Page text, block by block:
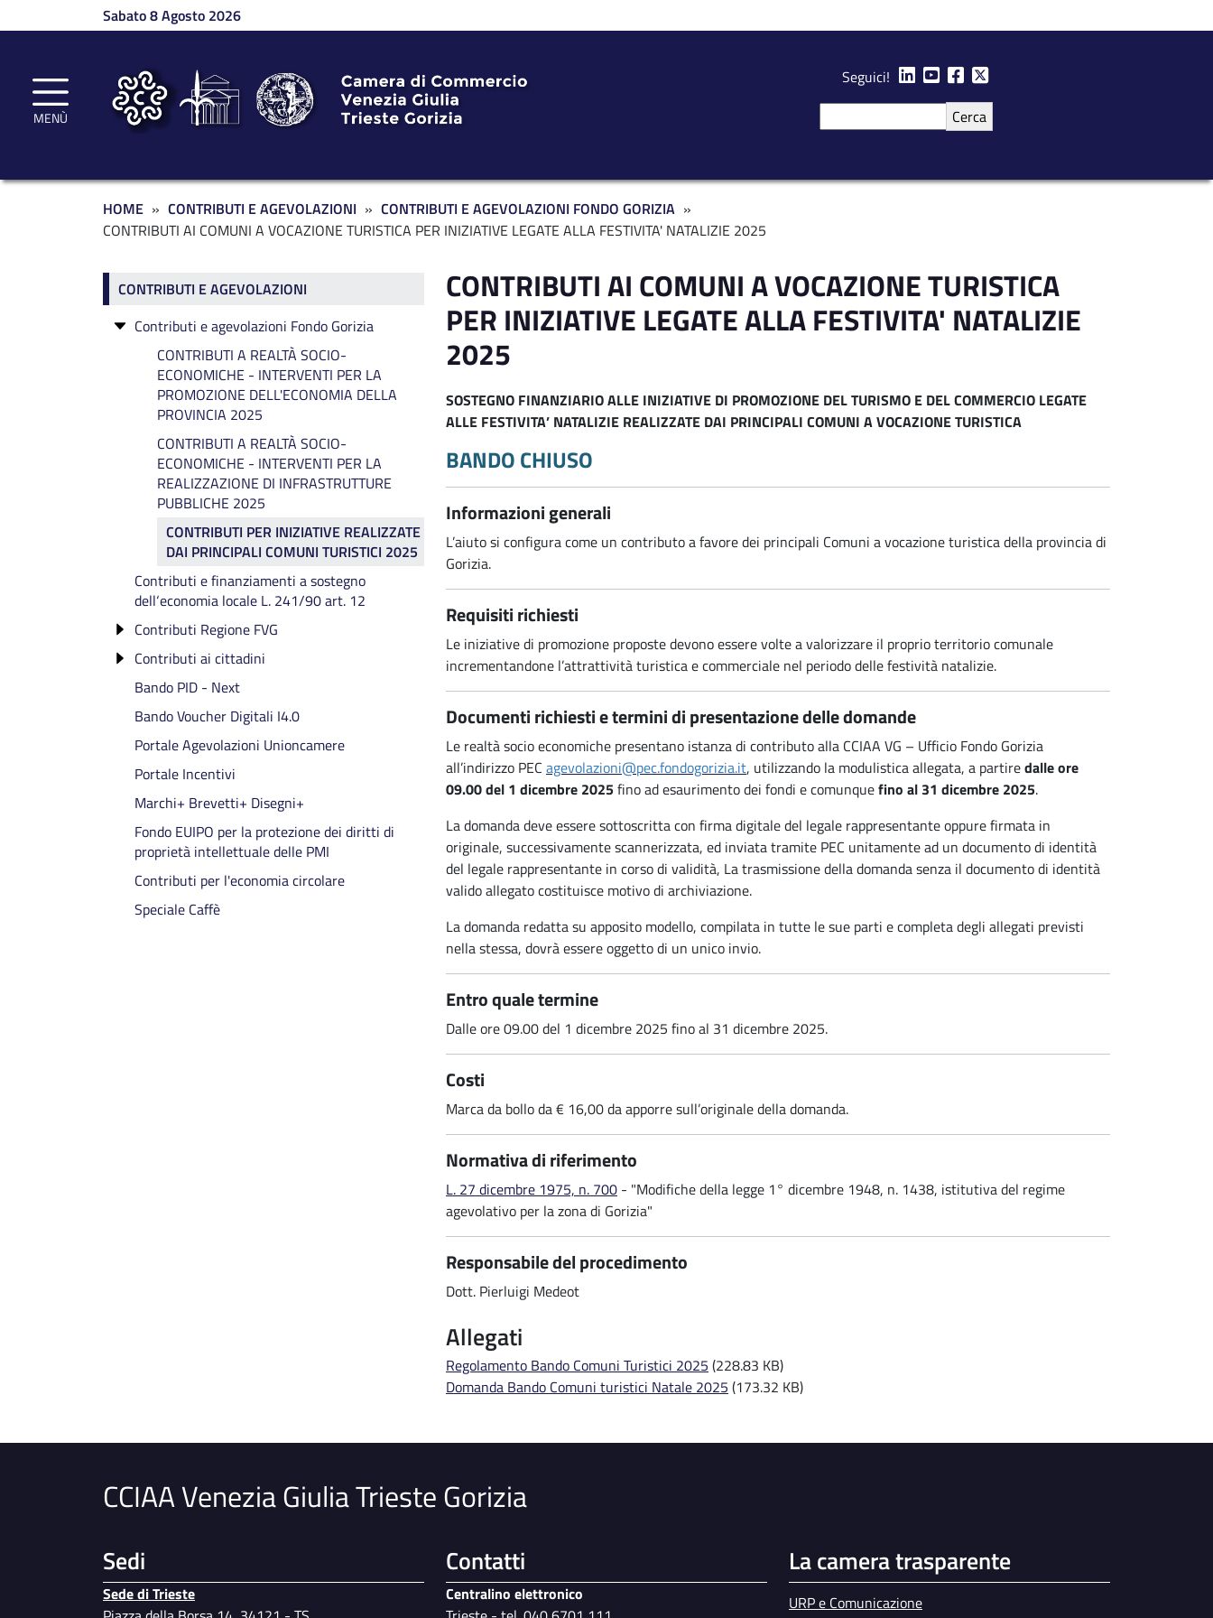
Salta al contenuto principale
Sabato 8 Agosto 2026
MENÙ
Seguici!
Briciole di pane
HOME CONTRIBUTI E AGEVOLAZIONI
CONTRIBUTI E AGEVOLAZIONI FONDO GORIZIA
CONTRIBUTI AI COMUNI A VOCAZIONE TURISTICA PER INIZIATIVE LEGATE ALLA FESTIVITA' NATALIZIE 2025
CONTRIBUTI AI COMUNI A VOCAZIONE TURISTICA
PER INIZIATIVE LEGATE ALLA FESTIVITA' NATALIZIE
2025
SOSTEGNO FINANZIARIO ALLE INIZIATIVE DI PROMOZIONE DEL TURISMO E DEL COMMERCIO LEGATE
ALLE FESTIVITA’ NATALIZIE REALIZZATE DAI PRINCIPALI COMUNI A VOCAZIONE TURISTICA
BANDO CHIUSO
Informazioni generali
L’aiuto si configura come un contributo a favore dei principali Comuni a vocazione turistica della provincia di
Gorizia.
Requisiti richiesti
Le iniziative di promozione proposte devono essere volte a valorizzare il proprio territorio comunale
incrementandone l’attrattività turistica e commerciale nel periodo delle festività natalizie.
Documenti richiesti e termini di presentazione delle domande
Le realtà socio economiche presentano istanza di contributo alla CCIAA VG – Ufficio Fondo Gorizia
all’indirizzo PEC agevolazioni@pec.fondogorizia.it, utilizzando la modulistica allegata, a partiredalle ore
09.00 del 1 dicembre 2025fino ad esaurimento dei fondi e comunquefino al 31 dicembre 2025.
La domanda deve essere sottoscritta con firma digitale del legale rappresentante oppure firmata in
originale, successivamente scannerizzata, ed inviata tramite PEC unitamente ad un documento di identità
del legale rappresentante in corso di validità, La trasmissione della domanda senza il documento di identità
valido allegato costituisce motivo di archiviazione.
La domanda redatta su apposito modello, compilata in tutte le sue parti e completa degli allegati previsti
nella stessa, dovrà essere oggetto di un unico invio.
Entro quale termine
Dalle ore 09.00 del 1 dicembre 2025 fino al 31 dicembre 2025.
Costi
Marca da bollo da € 16,00 da apporre sull’originale della domanda.
Normativa di riferimento
L. 27 dicembre 1975, n. 700 - "Modifiche della legge 1° dicembre 1948, n. 1438, istitutiva del regime
agevolativo per la zona di Gorizia"
Responsabile del procedimento
Dott. Pierluigi Medeot
Allegati
Regolamento Bando Comuni Turistici 2025 (228.83 KB)
Domanda Bando Comuni turistici Natale 2025 (173.32 KB)
Contributi e agevolazioni
CONTRIBUTI E AGEVOLAZIONI
Contributi e agevolazioni Fondo Gorizia
CONTRIBUTI A REALTÀ SOCIO-
ECONOMICHE - INTERVENTI PER LA
PROMOZIONE DELL'ECONOMIA DELLA
PROVINCIA 2025
CONTRIBUTI A REALTÀ SOCIO-
ECONOMICHE - INTERVENTI PER LA
REALIZZAZIONE DI INFRASTRUTTURE
PUBBLICHE 2025
CONTRIBUTI PER INIZIATIVE REALIZZATE
DAI PRINCIPALI COMUNI TURISTICI 2025
Contributi e finanziamenti a sostegno
dell‘economia locale L. 241/90 art. 12
Contributi Regione FVG
Contributi a sostegno delle spese per
impianti di allarme e videosorveglianza -
Anno 2026
Contributi a sostegno di imprese e start-
up giovanili (LR 3/2021) - Domande 2026
Contributi a favore di interventi per
l'internazionalizzazione delle imprese (LR
2/1992 Capo VIII) - Bando 2025/2026
Incentivi per il sostegno dello sviluppo di
adeguate capacità manageriali (LR
3/2015 art. 17) - Bando 2025/2026
Contributi a sostegno delle spese per
Contributi ai cittadini
Contributi per l'acquisto e l'installazione
di generatori e pompe di calore
Agevolazioni Regionali Carburanti
Bando PID - Next
Bando Voucher Digitali I4.0
Portale Agevolazioni Unioncamere
Portale Incentivi
Marchi+ Brevetti+ Disegni+
Fondo EUIPO per la protezione dei diritti di
proprietà intellettuale delle PMI
Contributi per l'economia circolare
Speciale Caffè
CCIAA Venezia Giulia Trieste Gorizia
Sedi
Sede di Trieste
Contatti
Centralino elettronico
La camera trasparente
URP e Comunicazione